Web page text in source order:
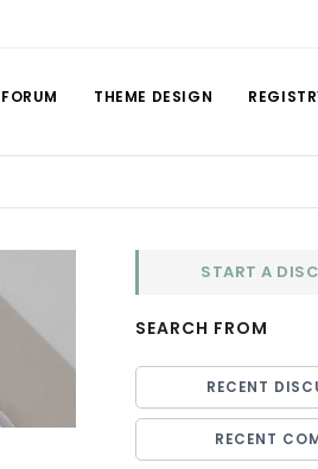
THEME DESIGN
START A
SEARCH FROM
RECENT
RECENT